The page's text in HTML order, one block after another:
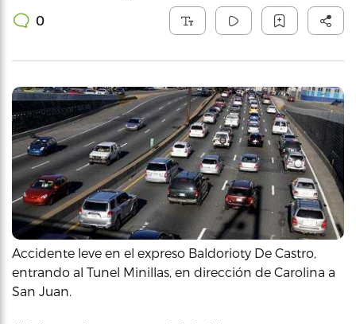
0
Accidente leve en el expreso Baldorioty De Castro,
entrando al Tunel Minillas, en dirección de Carolina a
San Juan.